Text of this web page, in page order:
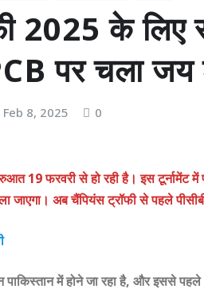
2025 के
पर चला जय
Feb 8, 2025 0
19 फरवरी से हो रही है। इस टूर्नामेंट
जाएगा। अब चैंपियंस ट्रॉफी से पहले
में होने जा रहा है, और इससे